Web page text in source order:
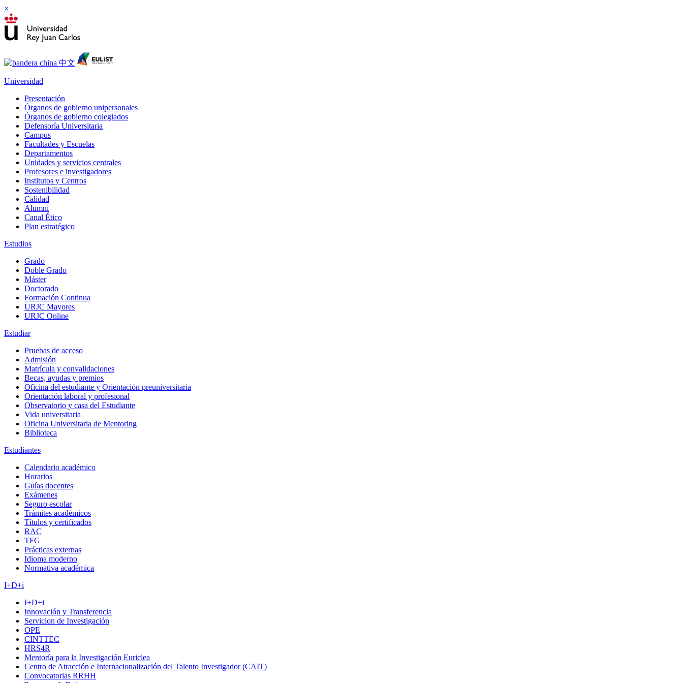
×
Universidad
Presentación
Órganos de gobierno unipersonales
Órganos de gobierno colegiados
Defensoría Universitaria
Campus
Facultades y Escuelas
Departamentos
Unidades y servicios centrales
Profesores e investigadores
Institutos y Centros
Sostenibilidad
Calidad
Alumni
Canal Ético
Plan estratégico
Estudios
Grado
Doble Grado
Máster
Doctorado
Formación Continua
URJC Mayores
URJC Online
Estudiar
Pruebas de acceso
Admisión
Matrícula y convalidaciones
Becas, ayudas y premios
Oficina del estudiante y Orientación preuniversitaria
Orientación laboral y profesional
Observatorio y casa del Estudiante
Vida universitaria
Oficina Universitaria de Mentoring
Biblioteca
Estudiantes
Calendario académico
Horarios
Guías docentes
Exámenes
Seguro escolar
Trámites académicos
Títulos y certificados
RAC
TFG
Prácticas externas
Idioma moderno
Normativa académica
I+D+i
I+D+i
Innovación y Transferencia
Servicion de Investigación
OPE
CINTTEC
HRS4R
Mentoría para la Investigación Euriclea
Centro de Atracción e Internacionalización del Talento Investigador (CAIT)
Convocatorias RRHH